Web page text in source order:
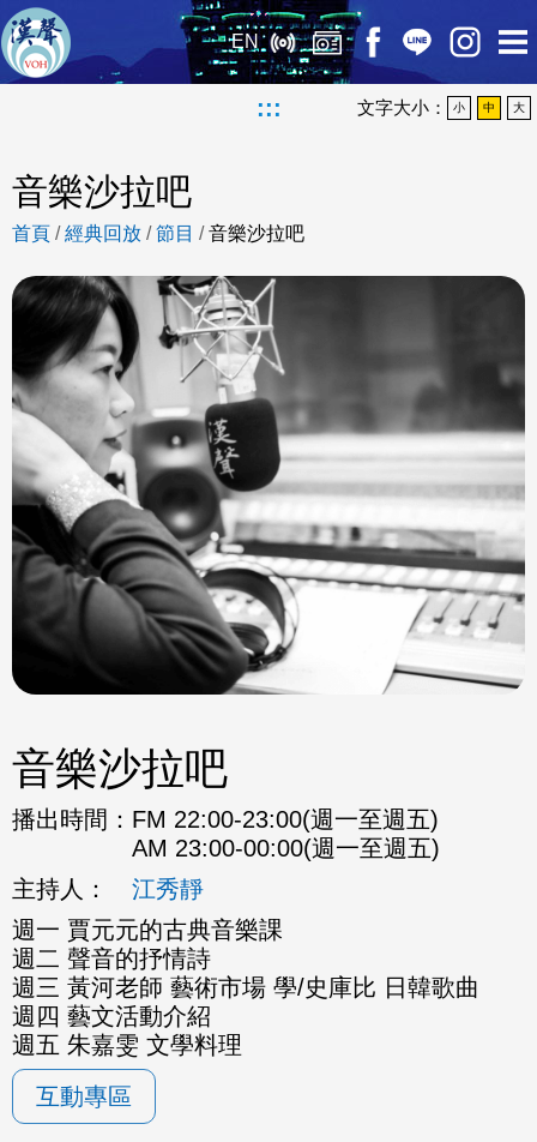
EN
::: 文字大小： 小 中 大
音樂沙拉吧
首頁 /經典回放 /節目 /音樂沙拉吧
音樂沙拉吧
播出時間： FM 22:00-23:00(週一至週五)
AM 23:00-00:00(週一至週五)
主持人：
江秀靜
週一 賈元元的古典音樂課
週二 聲音的抒情詩
週三 黃河老師 藝術市場 學/史庫比 日韓歌曲
週四 藝文活動介紹
週五 朱嘉雯 文學料理
互動專區